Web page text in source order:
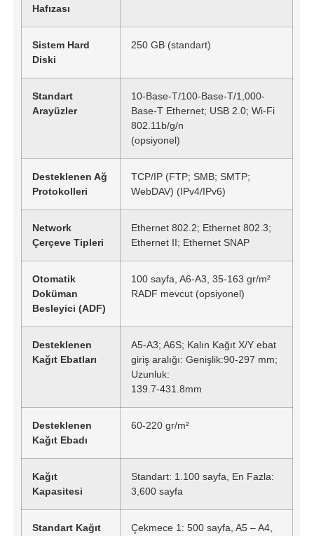
Hafızası
Sistem Hard
Diski
250 GB (standart)
Standart
Arayüzler
10-Base-T/100-Base-T/1,000-
Base-T Ethernet; USB 2.0; Wi-Fi
802.11b/g/n
(opsiyonel)
Desteklenen Ağ
Protokolleri
TCP/IP (FTP; SMB; SMTP;
WebDAV) (IPv4/IPv6)
Network
Çerçeve Tipleri
Ethernet 802.2; Ethernet 802.3;
Ethernet II; Ethernet SNAP
Otomatik
Doküman
Besleyici (ADF)
100 sayfa, A6-A3, 35-163 gr/m²
RADF mevcut (opsiyonel)
Desteklenen
Kağıt Ebatları
A5-A3; A6S; Kalın Kağıt X/Y ebat
giriş aralığı: Genişlik:90-297 mm;
Uzunluk:
139.7-431.8mm
Desteklenen
Kağıt Ebadı
60-220 gr/m²
Kağıt
Kapasitesi
Standart: 1.100 sayfa, En Fazla:
3,600 sayfa
Standart Kağıt
Çekmece 1: 500 sayfa, A5 – A4,